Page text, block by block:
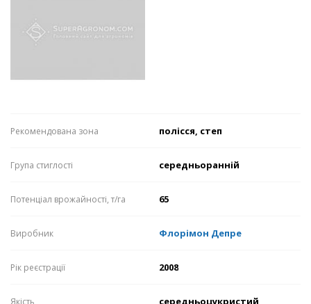
Рекомендована зона полісся, степ
Група стиглості середньоранній
Потенціал врожайності, т/га 65
Виробник Флорімон Депре
Рік реєстрації 2008
середньоцукристий